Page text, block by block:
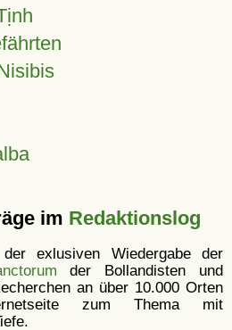
im Redaktionslog
exlusiven Wiedergabe der
der Bollandisten und
an über 10.000 Orten
zum Thema mit